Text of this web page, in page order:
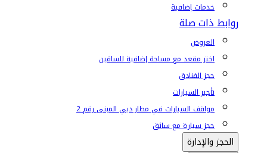
خدمات إضافية
روابط ذات صلة
العروض
اختر مقعد مع مساحة إضافية للساقين
حجز الفنادق
تأجير السيارات
مواقف السيارات في مطار دبي المبنى رقم 2
حجز سيارة مع سائق
الحجز والإدارة